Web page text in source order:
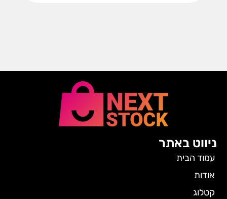
ניווט באתר
עמוד הבית
אודות
קטלוג